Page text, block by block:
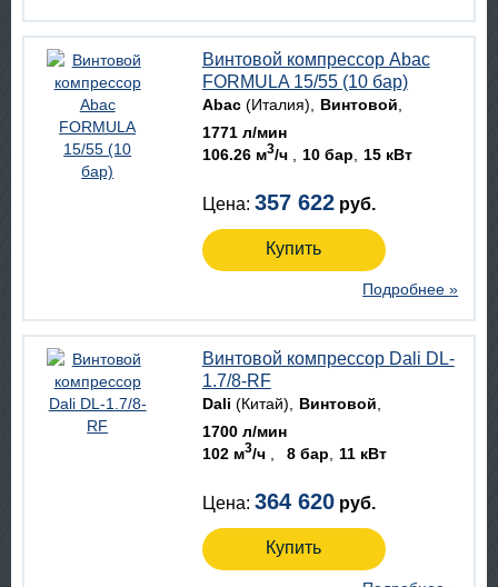
Винтовой компрессор Abac
FORMULA 15/55 (10 бар)
Abac(Италия)
Винтовой
1771 л/мин
106.26 м3/ч 10 бар 15 кВт
Цена: 357 622 руб.
Купить
Подробнее »
Винтовой компрессор Dali DL-
1.7/8-RF
Dali (Китай)
Винтовой
1700 л/мин
102 м3/ч 8 бар 11 кВт
Цена: 364 620 руб.
Купить